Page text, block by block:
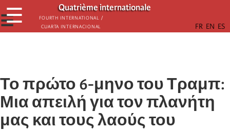
Παράκαμψη
προς
το
Quatrième internationale
Fourth International /
Cuarta Internacional
☰
☰
Το πρώτο 6-μηνο του Τραμπ:
Μια απειλή για τον πλανήτη
μας και τους λαούς του